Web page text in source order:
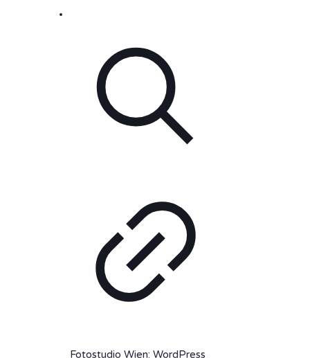
Fotostudio Wien: WordPress